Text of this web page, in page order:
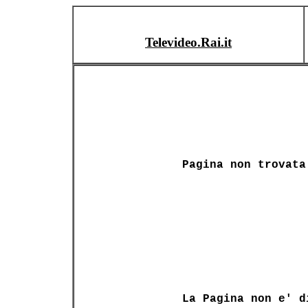
Televideo.Rai.it
Pagina non trovata
La Pagina non e'